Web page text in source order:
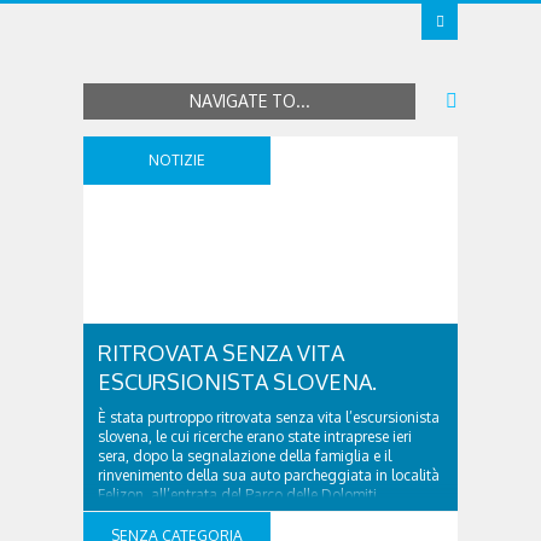
NAVIGATE TO...
NOTIZIE
RITROVATA SENZA VITA
ESCURSIONISTA SLOVENA.
È stata purtroppo ritrovata senza vita l’escursionista
slovena, le cui ricerche erano state intraprese ieri
sera, dopo la segnalazione della famiglia e il
rinvenimento della sua auto parcheggiata in località
Felizon, all’entrata del Parco delle Dolomiti
d’Ampezzo. La 54enne stava effettuando il giro delle
Cascate di Fanes quando, all’altezza dell’inizio della
SENZA CATEGORIA